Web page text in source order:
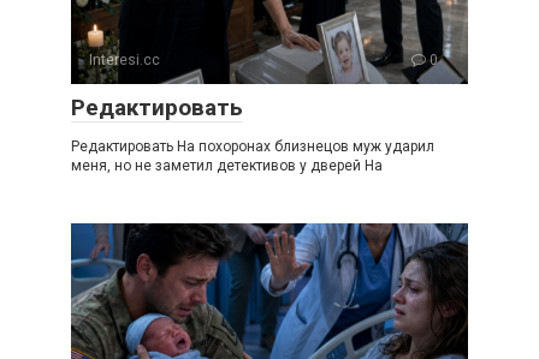
Interesi.cc 0
Редактировать
Редактировать На похоронах близнецов муж ударил
меня, но не заметил детективов у дверей На